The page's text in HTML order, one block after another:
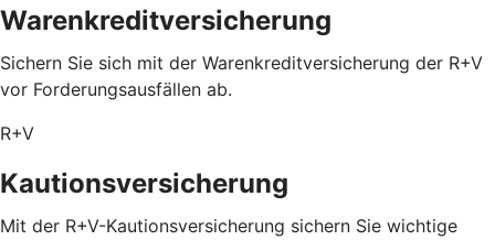
Warenkreditversicherung
Sichern Sie sich mit der Warenkreditversicherung der R+V
vor Forderungsausfällen ab.
R+V
Kautionsversicherung
Mit der R+V-Kautionsversicherung sichern Sie wichtige